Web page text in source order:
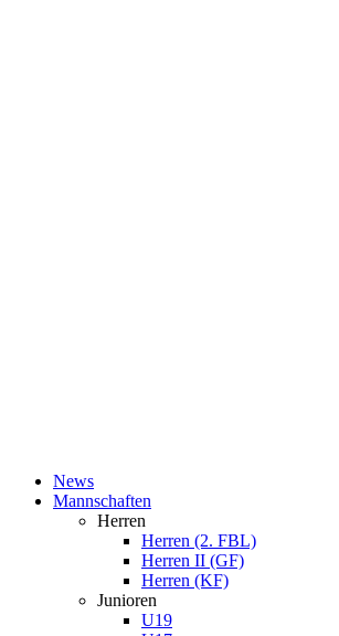
News
Mannschaften
Herren
Herren (2. FBL)
Herren II (GF)
Herren (KF)
Junioren
U19